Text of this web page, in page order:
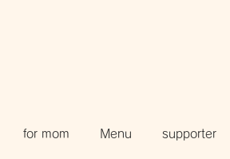
for mom Menu supporter